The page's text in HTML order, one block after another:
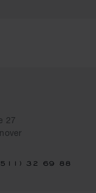
27
32 69 88